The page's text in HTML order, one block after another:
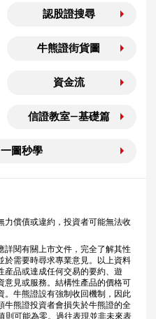
認股證搜尋
牛熊證街貨圖
資金流
信證教室—基礎篇
圖秒學
力償債或違約，投資者可能無法收
詳閱有關上市文件，完全了解其性
於需要時尋求專業意見。以上資料
産品或達成任何交易的要約、遊
意見或服務。結構性產品的價格可
。牛熊證設有強制收回機制，因此
牛熊證投資者會損失於牛熊證的全
則可能為零。過往表現並非未來表